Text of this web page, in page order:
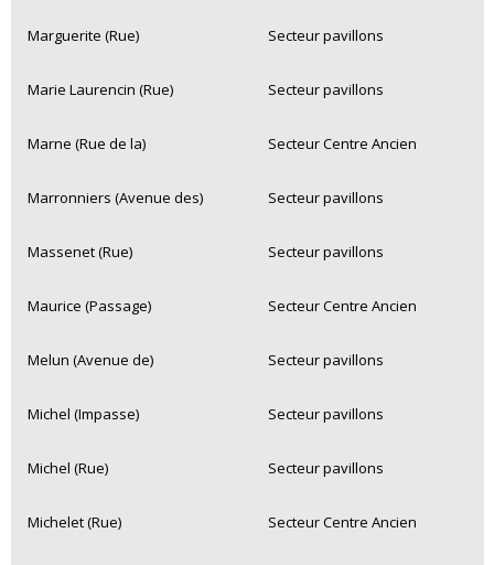
Marguerite (Rue) Secteur pavillons
Marie Laurencin (Rue) Secteur pavillons
Marne (Rue de la) Secteur Centre Ancien
Marronniers (Avenue des) Secteur pavillons
Massenet (Rue) Secteur pavillons
Maurice (Passage) Secteur Centre Ancien
Melun (Avenue de) Secteur pavillons
Michel (Impasse) Secteur pavillons
Michel (Rue) Secteur pavillons
Michelet (Rue) Secteur Centre Ancien